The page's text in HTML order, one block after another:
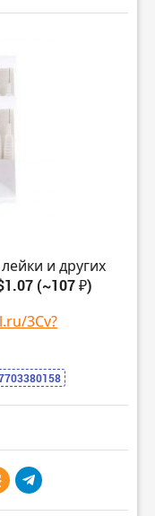
и других
(~107 ₽)
3Cv?